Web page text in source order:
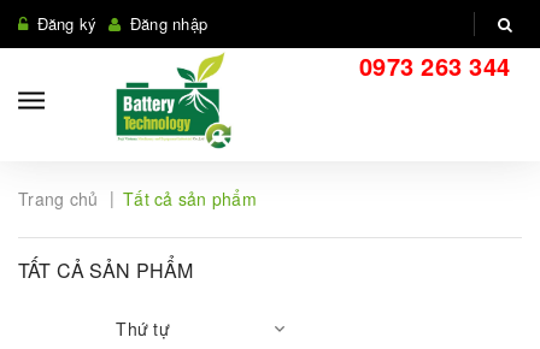
Đăng ký Đăng nhập
0973 263 344
Trang chủ | Tất cả sản phẩm
TẤT CẢ SẢN PHẨM
Thứ tự